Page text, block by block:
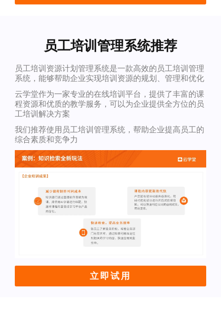
员工培训管理系统推荐
员工培训资源计划管理系统是一款高效的员工培训管理
系统，能够帮助企业实现培训资源的规划、管理和优化
云学堂作为一家专业的在线培训平台，提供了丰富的课
程资源和优质的教学服务，可以为企业提供全方位的员
工培训解决方案
我们推荐使用员工培训管理系统，帮助企业提高员工的
综合素质和竞争力
立即试用